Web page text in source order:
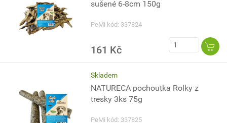
sušené 6-8cm 150g
PeMi kód: 337824
161 Kč
Skladem
NATURECA pochoutka Rolky z
tresky 3ks 75g
PeMi kód: 337825